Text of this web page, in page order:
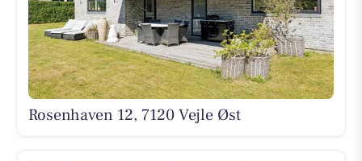
Rosenhaven 12, 7120 Vejle Øst